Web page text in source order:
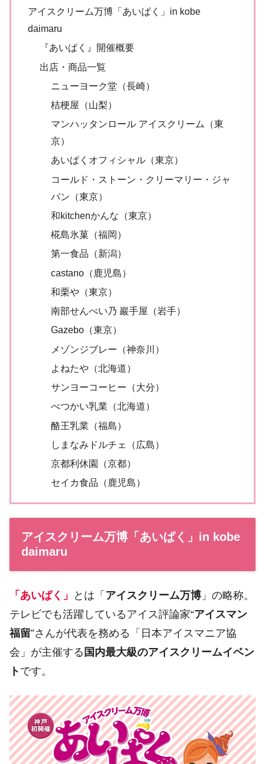
アイスクリーム万博「あいぱく」in kobe
daimaru
『あいぱく』開催概要
出店・商品一覧
ニューヨーク堂（長崎）
桔梗屋（山梨）
マンハッタンロール アイスクリーム（東
京）
あいぱくオフィシャル（東京）
コールド・ストーン・クリーマリー・ジャ
パン（東京）
和kitchenかんな（東京）
椛島氷菓（福岡）
第一食品（新潟）
castano（鹿児島）
和栗や（東京）
南部せんべい乃 巖手屋（岩手）
Gazebo（東京）
メゾンジブレー（神奈川）
よねたや（北海道）
サンヨーコーヒー（大分）
べつかい乳業（北海道）
酪王乳業（福島）
しまなみドルチェ（広島）
京都利休園（京都）
セイカ食品（鹿児島）
アイスクリーム万博「あいぱく」in kobe
daimaru
「あいぱく」 とは「 アイスクリーム万博 」の略称。
テレビでも活躍しているアイス評論家“アイスマン
福留”さんが代表を務める「日本アイスマニア協
会」が主催する 国内最大級のアイスクリームイベン
ト です。